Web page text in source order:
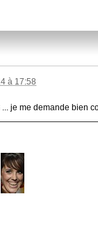
à 17:58
... je me demande bien